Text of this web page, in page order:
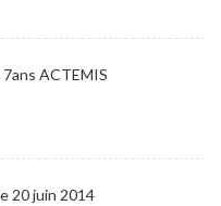
ACTEMIS
20 juin 2014